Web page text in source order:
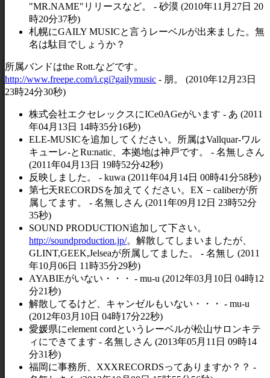
"MR.NAME"リリースなど。 - 砂漠 (2010年11月27日 20
時20分37秒)
札幌にGAILY MUSICと言うレーベルが出来ました。無
名は駄目でしょうか？
所属バンドはthe Rott.などです。
http://www.freepe.com/i.cgi?gailymusic - 朋。 (2010年12月23日
23時24分30秒)
株式会社エクセレックスにICe0AGeがいます - あ (2011
年04月13日 14時35分16秒)
ELE-MUSICを追加してください。所属はVallquar-ワル
キューレ-とRu:natic、本拠地は神戸です。 - 名無しさん
(2011年04月13日 19時52分42秒)
反映しました。 - kuwa (2011年04月14日 00時41分58秒)
第七天RECORDSを加えてください。EX－caliberが所
属してます。 - 名無しさん (2011年09月12日 23時52分
35秒)
SOUND PRODUCTION追加して下さい。
http://soundproduction.jp/。解散してしまいましたが、
GLINT,GEEK,Jelseaが所属してました。 - 名無し (2011
年10月06日 11時35分29秒)
AYABIEがいない・・・ - mu-u (2012年03月10日 04時12
分21秒)
解散してるけど、キャンゼルもいない・・・ - mu-u
(2012年03月10日 04時17分22秒)
愛媛県にelement cordというレーベルが松山サロンキテ
ィにできてます - 名無しさん (2013年05月11日 09時14
分31秒)
福岡に事務所、XXXRECORDSってありますか？？ -